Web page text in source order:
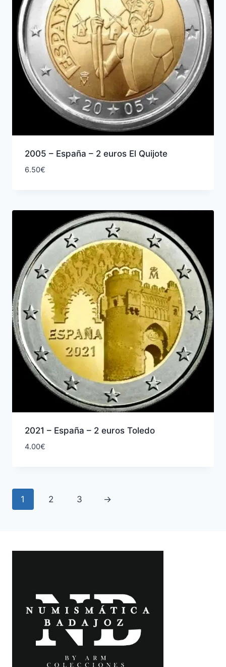
2005 – España – 2 euros El Quijote
6.50€
2021 – España – 2 euros Toledo
4.00€
1 2 3 →